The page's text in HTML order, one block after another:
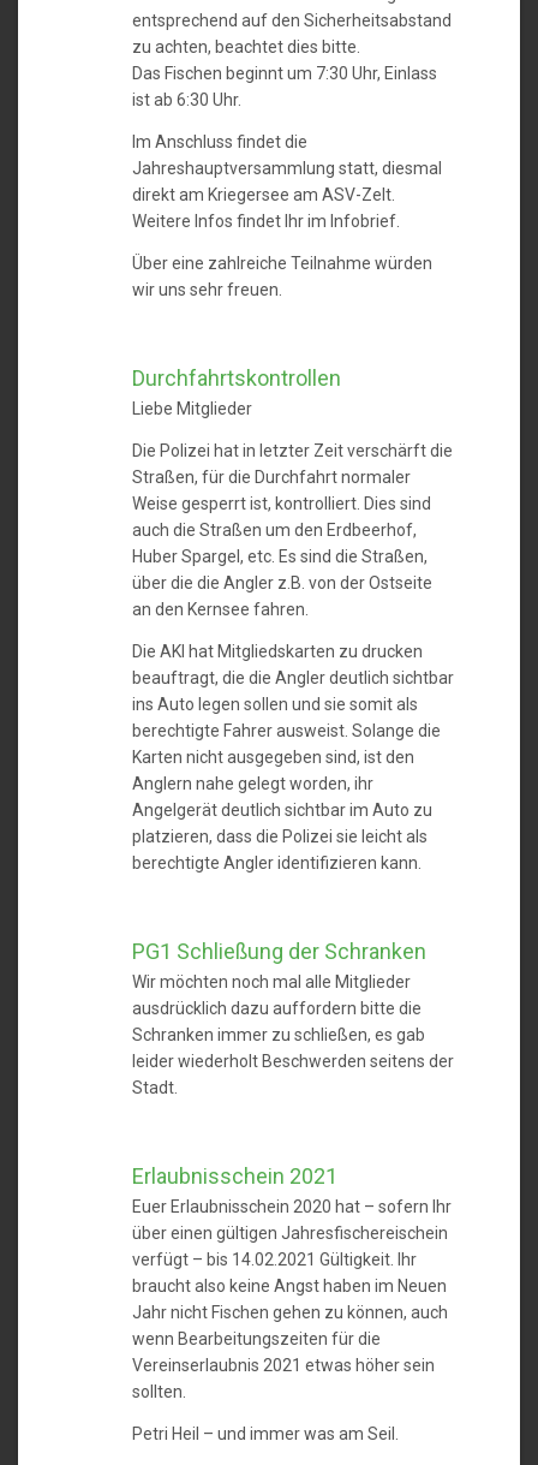
entsprechend auf den Sicherheitsabstand
zu achten, beachtet dies bitte.
Das Fischen beginnt um 7:30 Uhr, Einlass
ist ab 6:30 Uhr.
Im Anschluss findet die
Jahreshauptversammlung statt, diesmal
direkt am Kriegersee am ASV-Zelt.
Weitere Infos findet Ihr im Infobrief.
Über eine zahlreiche Teilnahme würden
wir uns sehr freuen.
Durchfahrtskontrollen
Liebe Mitglieder
Die Polizei hat in letzter Zeit verschärft die
Straßen, für die Durchfahrt normaler
Weise gesperrt ist, kontrolliert. Dies sind
auch die Straßen um den Erdbeerhof,
Huber Spargel, etc. Es sind die Straßen,
über die die Angler z.B. von der Ostseite
an den Kernsee fahren.
Die AKI hat Mitgliedskarten zu drucken
beauftragt, die die Angler deutlich sichtbar
ins Auto legen sollen und sie somit als
berechtigte Fahrer ausweist. Solange die
Karten nicht ausgegeben sind, ist den
Anglern nahe gelegt worden, ihr
Angelgerät deutlich sichtbar im Auto zu
platzieren, dass die Polizei sie leicht als
berechtigte Angler identifizieren kann.
PG1 Schließung der Schranken
Wir möchten noch mal alle Mitglieder
ausdrücklich dazu auffordern bitte die
Schranken immer zu schließen, es gab
leider wiederholt Beschwerden seitens der
Stadt.
Erlaubnisschein 2021
Euer Erlaubnisschein 2020 hat – sofern Ihr
über einen gültigen Jahresfischereischein
verfügt – bis 14.02.2021 Gültigkeit. Ihr
braucht also keine Angst haben im Neuen
Jahr nicht Fischen gehen zu können, auch
wenn Bearbeitungszeiten für die
Vereinserlaubnis 2021 etwas höher sein
sollten.
Petri Heil – und immer was am Seil.